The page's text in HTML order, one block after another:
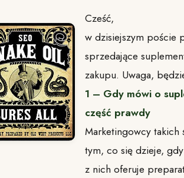
Cześć,
w dzisiejszym poście
sprzedające
zakupu. Uwaga,
1 – Gdy mówi o
część prawdy
Marketingowcy
tym, co się dzieje,
z nich oferuje